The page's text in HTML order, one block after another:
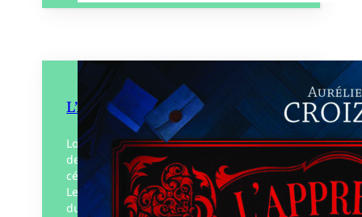
L’Apprentie cartomancienne
Louise survit dans la rue comme diseuse
de bonne aventure. Repérée par la
célèbre cartomancienne, Marie-Anne
Lenormand, elles forment rapidement un
duo très prisé. Jusqu’au jour où sa…